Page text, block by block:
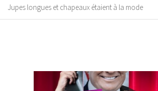
Jupes longues et chapeaux étaient à la mode